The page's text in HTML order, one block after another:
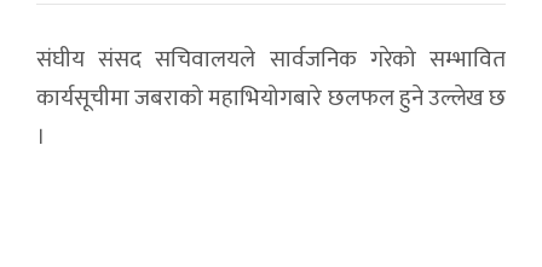
संघीय संसद सचिवालयले सार्वजनिक गरेको सम्भावित
कार्यसूचीमा जबराको महाभियोगबारे छलफल हुने उल्लेख छ
।